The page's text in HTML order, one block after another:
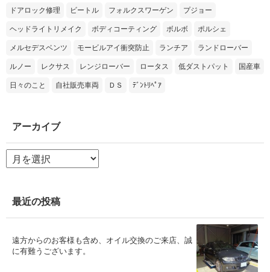
ドアロック修理 ビートル フォルクスワーゲン プジョー
ヘッドライトリメイク ボディコーティング ボルボ ポルシェ
メルセデスベンツ モービルアイ衝突防止 ランチア ランドローバー
ルノー レクサス レンジローバー ロータス 低ダストパット 国産車
日々のこと 自社販売車両 ＤＳ ﾃﾞﾝﾄﾘﾍﾟｱ
アーカイブ
ア
ー
ブ
最近の投稿
遠方からのお客様も含め、オイル交換のご来店、誠
に有難うございます。